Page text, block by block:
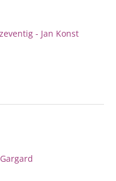
- Jan Konst